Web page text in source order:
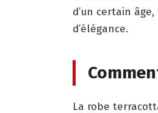
d’un certain
d’élégance.
La robe